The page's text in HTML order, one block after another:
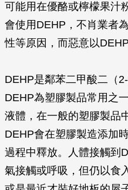
可能用在優酪或檸檬果汁
會使用DEHP，不肖業者
性等原因，而惡意以
DEHP是鄰苯二甲酸二（
DEHP為塑膠製品常用之
液體，在一般的塑膠製品
DEHP會在塑膠製造添加
過程中釋放。人體接觸到
氣接觸或呼吸，但仍以食